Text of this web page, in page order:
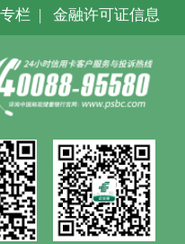
栏 | 金融许可证信息